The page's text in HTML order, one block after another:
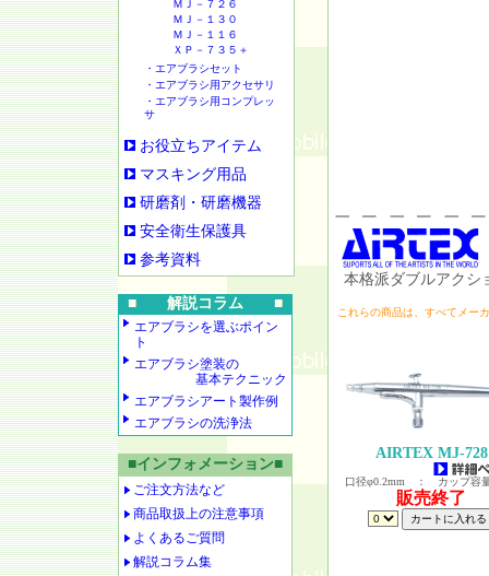
ＭＪ－７２６
ＭＪ－１３０
ＭＪ－１１６
ＸＰ－７３５＋
・エアブラシセット
・エアブラシ用アクセサリ
・エアブラシ用コンプレッ
サ
お役立ちアイテム
マスキング用品
研磨剤・研磨機器
安全衛生保護具
参考資料
■ 解説コラム ■
エアブラシを選ぶポイン
ト
エアブラシ塗装の
基本テクニック
エアブラシアート製作例
エアブラシの洗浄法
■インフォメーション■
ご注文方法など
商品取扱上の注意事項
よくあるご質問
解説コラム集
本格派ダブルアクシ
これらの商品は、すべてメー
AIRTEX MJ-728
口径φ0.2mm ： カップ容
販売終了